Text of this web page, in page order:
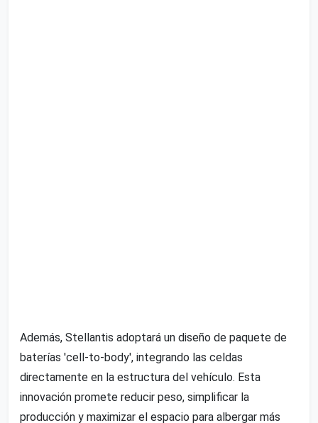
Además, Stellantis adoptará un diseño de paquete de
baterías 'cell-to-body', integrando las celdas
directamente en la estructura del vehículo. Esta
innovación promete reducir peso, simplificar la
producción y maximizar el espacio para albergar más